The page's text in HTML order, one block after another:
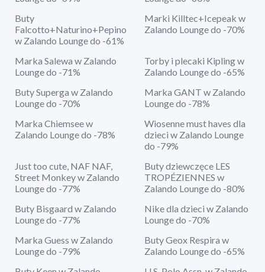
Buty
Falcotto+Naturino+Pepino
w Zalando Lounge do -61%
Marki Killtec+Icepeak w
Zalando Lounge do -70%
Marka Salewa w Zalando
Lounge do -71%
Torby i plecaki Kipling w
Zalando Lounge do -65%
Buty Superga w Zalando
Lounge do -70%
Marka GANT w Zalando
Lounge do -78%
Marka Chiemsee w
Zalando Lounge do -78%
Wiosenne must haves dla
dzieci w Zalando Lounge
do -79%
Just too cute, NAF NAF,
Street Monkey w Zalando
Lounge do -77%
Buty dziewczęce LES
TROPÉZIENNES w
Zalando Lounge do -80%
Buty Bisgaard w Zalando
Lounge do -77%
Nike dla dzieci w Zalando
Lounge do -70%
Marka Guess w Zalando
Lounge do -79%
Buty Geox Respira w
Zalando Lounge do -65%